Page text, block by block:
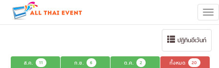
ปฏิทินอีเว้นท์
ส.ค. 11 ก.ย. 6 ต.ค. 2 ทั้งหมด 20